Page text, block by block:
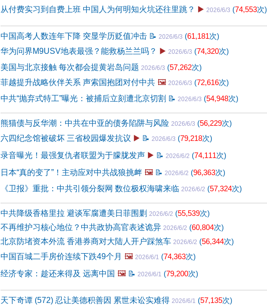
从付费实习到自费上班 中国人为何明知火坑还往里跳？ ▶️ 2026/6/3 (74,553次)
中国高考人数连年下降 突显学历贬值冲击 📝 2026/6/3 (61,181次)
华为问界M9USV地表最强？能救杨兰兰吗？ ▶️ 2026/6/3 (74,320次)
美国与北京接触 每次都会提黄岩岛问题 2026/6/3 (57,262次)
菲越提升战略伙伴关系 声索国抱团对付中共 🖼️ 2026/6/3 (72,616次)
中共“抛弃式特工”曝光：被捕后立刻遭北京切割 📝 2026/6/3 (54,948次)
熊猫债与反华潮：中共在中亚的债务陷阱与风险 2026/6/3 (56,229次)
六四纪念馆被破坏 三省校园爆发抗议 ▶️ 📝 2026/6/3 (79,218次)
录音曝光！最强复仇者联盟为于朦胧发声 ▶️ 📝 2026/6/2 (74,111次)
日本“真的变了”！主动应对中共战狼挑衅 🖼️ 📝 2026/6/2 (96,363次)
《卫报》重批：中共引领分裂网 数位极权海啸来临 2026/6/2 (57,324次)
中共降级香格里拉 避谈军腐遭美日菲围剿 2026/6/2 (55,539次)
不再维护习核心地位？中共政协高官表述诡异 2026/6/2 (60,804次)
北京防堵资本外流 香港券商对大陆人开户踩煞车 2026/6/2 (56,344次)
中国百城二手房价连续下跌49个月 🖼️ 2026/6/1 (74,363次)
经济专家：趁还来得及 远离中国 🖼️ 📝 2026/6/1 (79,200次)
天下奇谭 (572) 忍让美德积善因 累世未讼实难得 2026/6/1 (57,135次)